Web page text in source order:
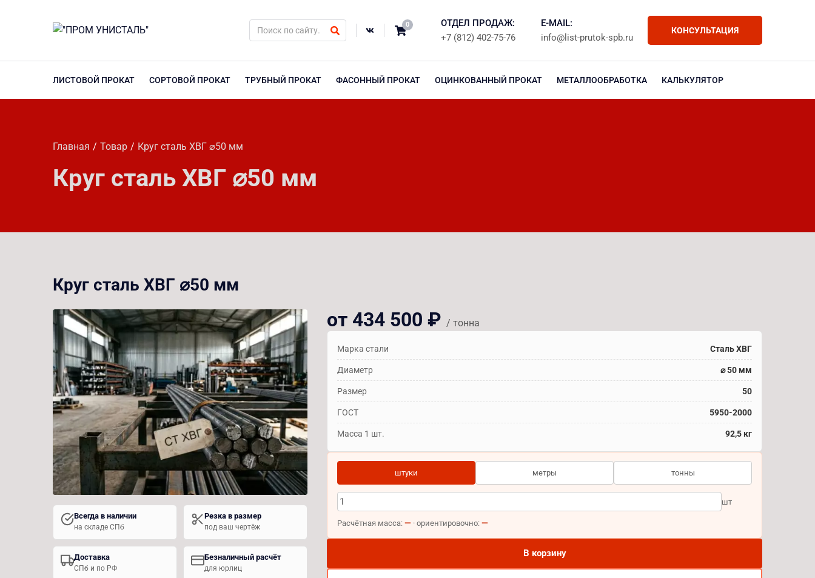
0
КОНСУЛЬТАЦИЯ
ОТДЕЛ ПРОДАЖ:
+7 (812) 402-75-76
E-MAIL:
info@list-prutok-spb.ru
ЛИСТОВОЙ ПРОКАТ СОРТОВОЙ ПРОКАТ ТРУБНЫЙ ПРОКАТ ФАСОННЫЙ ПРОКАТ ОЦИНКОВАННЫЙ ПРОКАТ МЕТАЛЛООБРАБОТКА КАЛЬКУЛЯТОР
Главная Товар Круг сталь ХВГ ⌀50 мм
Круг сталь ХВГ ⌀50 мм
Круг сталь ХВГ ⌀50 мм
Всегда в наличии
на складе СПб
Резка в размер
под ваш чертёж
Доставка
СПб и по РФ
Безналичный расчёт
для юрлиц
от 434 500 ₽ / тонна
Марка стали Сталь ХВГ
Диаметр ⌀ 50 мм
Размер 50
ГОСТ 5950-2000
Масса 1 шт. 92,5 кг
штуки метры тонны
шт
Расчётная масса: — · ориентировочно: —
В корзину